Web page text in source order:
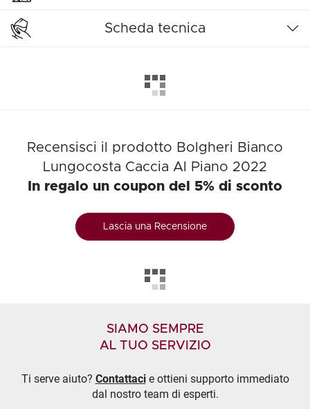
Scheda tecnica
Recensisci il prodotto Bolgheri Bianco
Lungocosta Caccia Al Piano 2022
In regalo un coupon del 5% di sconto
Lascia una Recensione
SIAMO SEMPRE
AL TUO SERVIZIO
Ti serve aiuto? Contattacie ottieni supporto immediato
dal nostro team di esperti.